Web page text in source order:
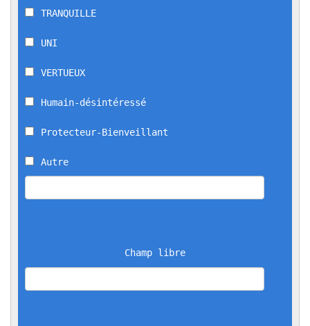
TRANQUILLE
UNI
VERTUEUX
Humain-désintéressé
Protecteur-Bienveillant
Autre
Champ libre